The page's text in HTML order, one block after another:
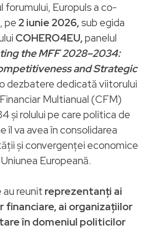
forumului, Europuls a co-
pe 2 iunie 2026, sub egida
COHERO4EU, panelul
the MFF 2028–2034:
and Strategic
o dezbatere dedicată viitorului
Multianual (CFM)
și rolului pe care politica de
îl va avea în consolidarea
și convergenței economice
Europeană.
au reunit reprezentanți ai
ai organizațiilor
în domeniul politicilor